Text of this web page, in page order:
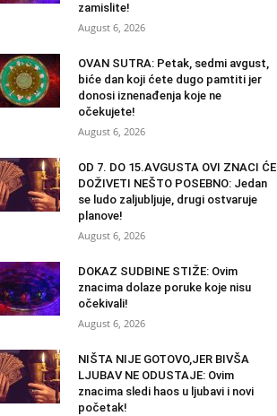
zamislite!
August 6, 2026
OVAN SUTRA: Petak, sedmi avgust,
biće dan koji ćete dugo pamtiti jer
donosi iznenađenja koje ne
očekujete!
August 6, 2026
OD 7. DO 15.AVGUSTA OVI ZNACI ĆE
DOŽIVETI NEŠTO POSEBNO: Jedan
se ludo zaljubljuje, drugi ostvaruje
planove!
August 6, 2026
DOKAZ SUDBINE STIŽE: Ovim
znacima dolaze poruke koje nisu
očekivali!
August 6, 2026
NIŠTA NIJE GOTOVO,JER BIVŠA
LJUBAV NE ODUSTAJE: Ovim
znacima sledi haos u ljubavi i novi
početak!